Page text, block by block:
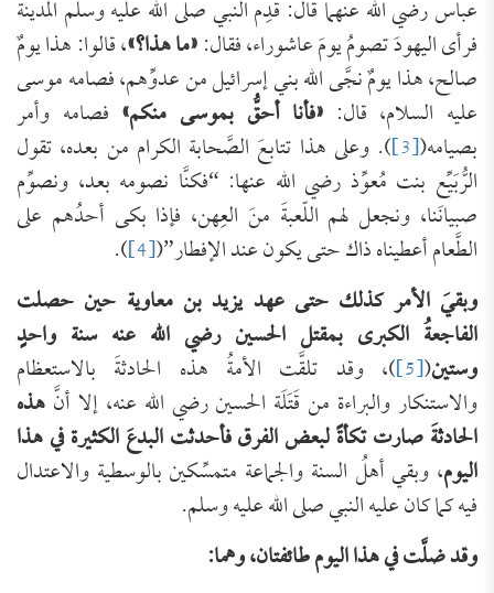
عباس رضي الله عنهما قال: قدِم النبي صلى الله عليه وسلم المدينةَ
فرأى اليهودَ تصومُ يومَ عاشوراء، فقال:«ما هذا؟»، قالوا: هذا يومٌ
صالح، هذا يومٌ نجَّى الله بني إسرائيل من عدوِّهم، فصامه موسى
عليه السلام، قال: «فأنا أحقُّ بموسى منكم» فصامه وأمر
بصيامه([3] ). وعلى هذا تتابعَ الصَّحابة الكرام من بعده، تقول
الرُّبَيِّع بنت مُعوِّذ رضي الله عنها: “فكنَّا نصومه بعد، ونصوِّم
صبيانَنا، ونجعل لهم اللّعبةَ منَ العِهن، فإذا بكى أحدُهم على
الطَّعام أعطيناه ذاك حتى يكون عند الإفطار”([4]
).
وبقيَ الأمر كذلك حتى عهد يزيد بن معاوية حين حصلت
الفاجعةُ الكبرى بمقتل الحسين رضي الله عنه سنة واحدٍ
وستين(
[5] )، وقد تلقَّت الأمةُ هذه الحادثةَ بالاستعظام
والاستنكار والبراءة من قَتَلَة الحسين رضي الله عنه، إلا أنَّهذه
الحادثةَ صارت تكأةً لبعض الفرق فأحدثت البدعَ الكثيرة في هذا
اليوم، وبقي أهلُ السنة والجماعة متمسِّكين بالوسطية والاعتدال
فيه كما كان عليه النبي صلى الله عليه وسلم.
وقد ضلَّت في هذا اليوم طائفتان، وهما: